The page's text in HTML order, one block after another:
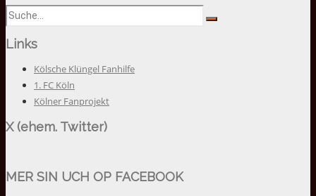
Links
Kölsche Klüngel Fanhilfe
1. FC Köln
Kölner Fanprojekt
X (ehem. Twitter)
MER SIN UCH OP FACEBOOK